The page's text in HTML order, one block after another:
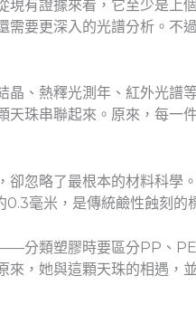
現有證據來看，它至少是
要更深入的光譜分析。不
、熱釋光測年、紅外光譜
珠串聯起來。原來，每一
卻忽略了最根本的材料科
毫米，是傳統鹼性蝕刻的
分類塑膠時要區分PP、
，她與這顆天珠的相遇，